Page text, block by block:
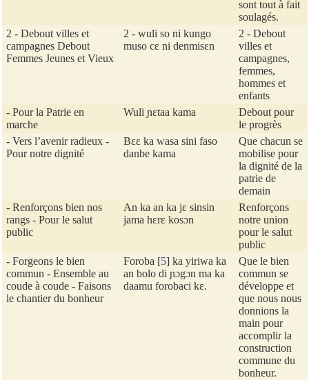
sont tout à fait
soulagés.
2 - Debout villes et
campagnes Debout
Femmes Jeunes et Vieux
2 - wuli so ni kungo
muso cɛ ni denmisɛn
2 - Debout
villes et
campagnes,
femmes,
hommes et
enfants
- Pour la Patrie en
marche
Wuli ɲɛtaa kama
Debout pour
le progrès
- Vers l’avenir radieux -
Pour notre dignité
Bɛɛ ka wasa sini faso
danbe kama
Que chacun se
mobilise pour
la dignité de la
patrie de
demain
- Renforçons bien nos
rangs - Pour le salut
public
An ka an ka jɛ sinsin
jama hɛrɛ kosɔn
Renforçons
notre union
pour le salut
public
- Forgeons le bien
commun - Ensemble au
coude à coude - Faisons
le chantier du bonheur
Foroba [5]ka yiriwa ka
an bolo di ɲɔgɔn ma ka
daamu forobaci kɛ.
Que le bien
commun se
développe et
que nous nous
donnions la
main pour
accomplir la
construction
commune du
bonheur.